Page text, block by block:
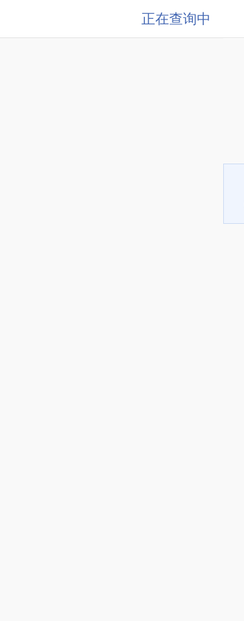
正在查询中